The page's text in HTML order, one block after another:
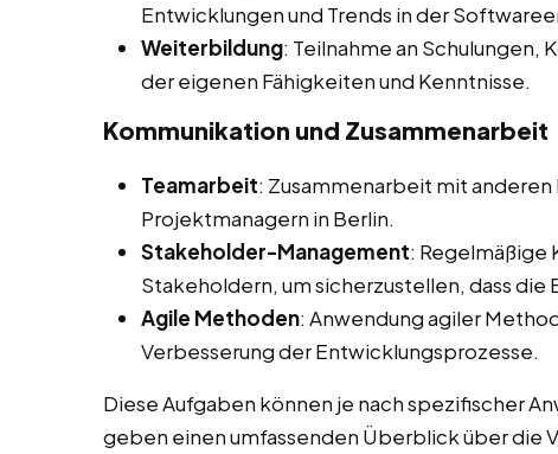
Entwicklungen und Trends in der
Weiterbildung: Teilnahme an Schulungen,
der eigenen Fähigkeiten und Kenntnisse.
Kommunikation und Zusammenarbeit
Teamarbeit: Zusammenarbeit mit
Projektmanagern in Berlin.
Stakeholder-Management: Regelmäßige
Stakeholdern, um sicherzustellen, dass
Agile Methoden: Anwendung agiler
Verbesserung der Entwicklungsprozesse.
Diese Aufgaben können je nach spezifischer
geben einen umfassenden Überblick über die